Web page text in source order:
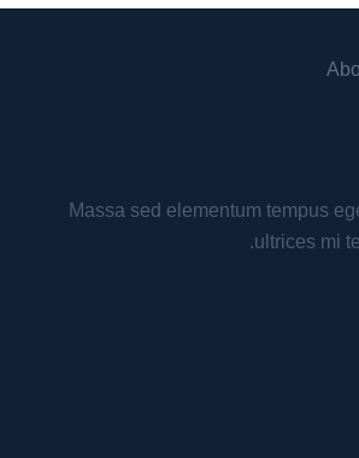
Massa sed elementum tempus
ultrices mi